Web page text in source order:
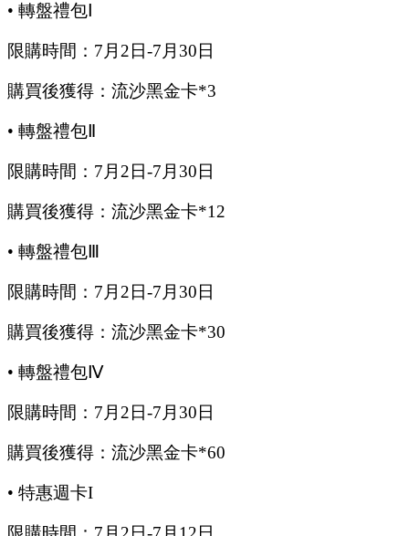
• 轉盤禮包
限購時間： 7月 2 日-7月 30 日
購買後獲得：流沙黑金卡*3
• 轉盤禮包
限購時間： 7月 2 日-7月 30 日
購買後獲得：流沙黑金卡*12
• 轉盤禮包
限購時間： 7月 2 日-7月 30 日
購買後獲得：流沙黑金卡*30
• 轉盤禮包Ⅳ
限購時間： 7月 2 日-7月 30 日
購買後獲得：流沙黑金卡*60
• 特惠週卡I